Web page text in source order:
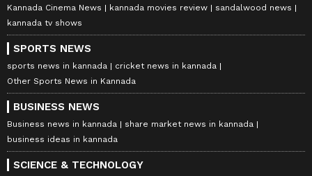
Kannada Cinema News kannada movies review
sandalwood news
kannada tv shows
SPORTS NEWS
sports news in kannada
cricket news in kannada
Other Sports News in Kannada
BUSINESS NEWS
Business news in kannada
share market news in kannada
business ideas in kannada
SCIENCE & TECHNOLOGY